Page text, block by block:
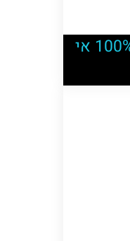
אישור זכאות ל70% נכות, 100% אי